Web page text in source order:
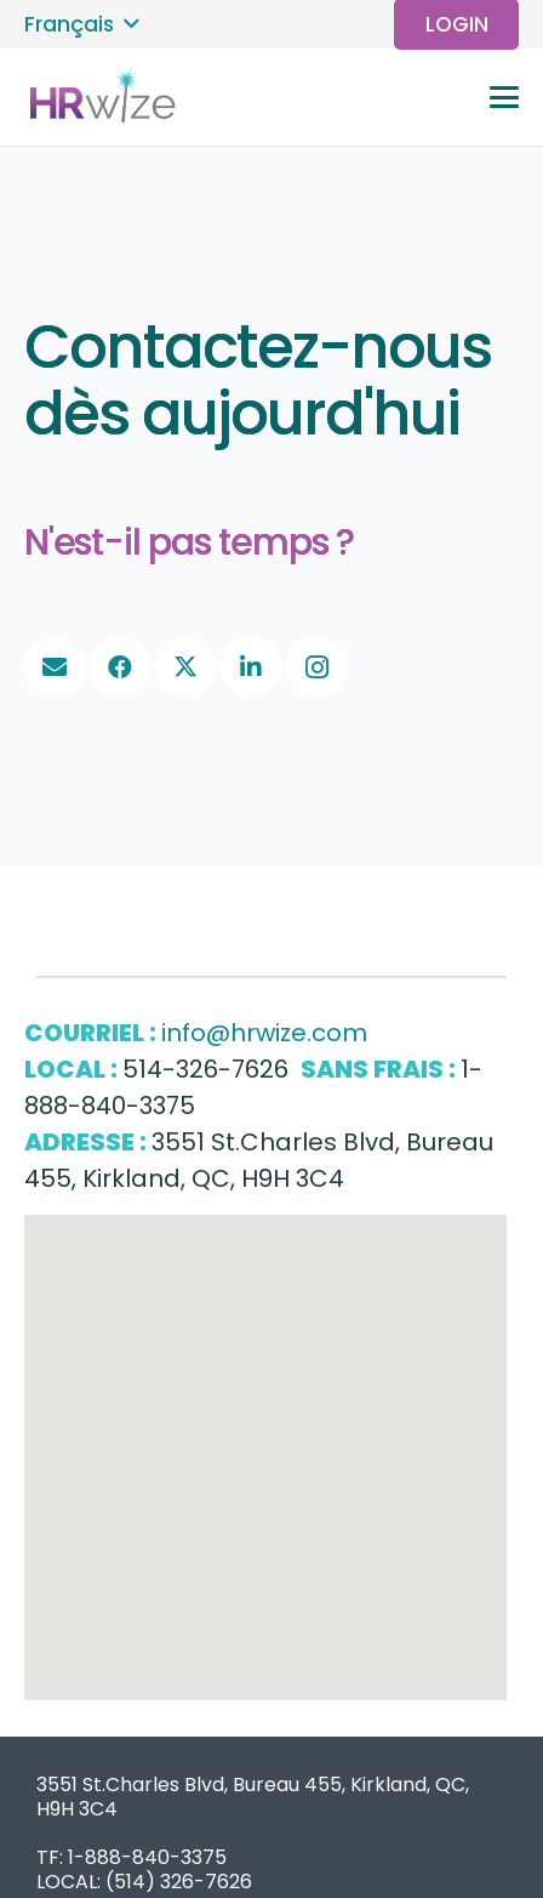
Français LOGIN
Contactez-nous
dès aujourd'hui
N'est-il pas temps ?
COURRIEL : info@hrwize.com
LOCAL : 514-326-7626 SANS FRAIS : 1-
888-840-3375
ADRESSE :3551 St.Charles Blvd, Bureau
455, Kirkland, QC, H9H 3C4
3551 St.Charles Blvd, Bureau 455, Kirkland, QC,
H9H 3C4
TF: 1-888-840-3375
LOCAL: (514) 326-7626